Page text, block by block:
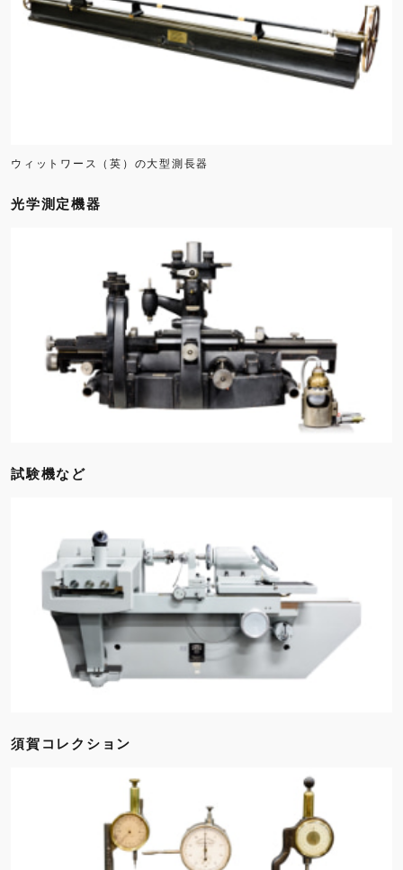
ウィットワース（英）の大型測長器
光学測定機器
試験機など
須賀コレクション